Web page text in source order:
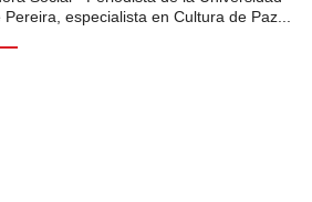
Pereira, especialista en Cultura de Paz